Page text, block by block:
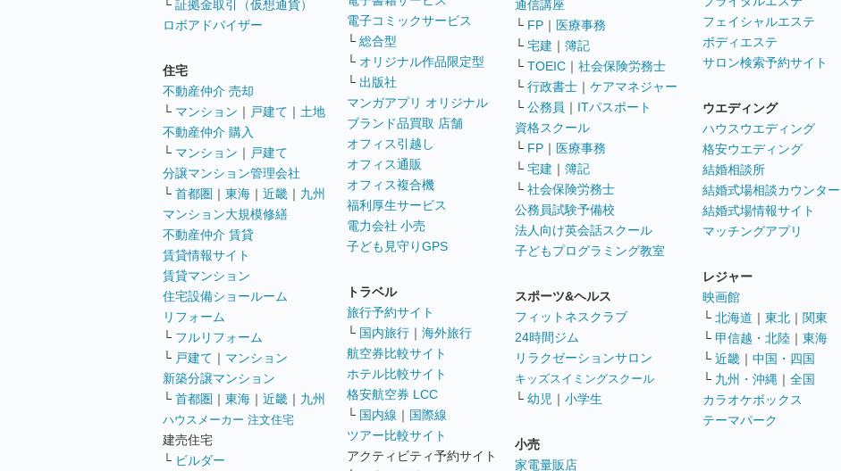
└ 証拠金取引（仮想通貨）
ロボアドバイザー
住宅
不動産仲介 売却
└ マンション ｜ 戸建て ｜ 土地
不動産仲介 購入
└ マンション ｜ 戸建て
分譲マンション管理会社
└ 首都圏 ｜ 東海 ｜ 近畿 ｜ 九州
マンション大規模修繕
不動産仲介 賃貸
賃貸情報サイト
賃貸マンション
住宅設備ショールーム
リフォーム
└ フルリフォーム
└ 戸建て ｜ マンション
新築分譲マンション
└ 首都圏 ｜ 東海 ｜ 近畿 ｜ 九州
ハウスメーカー 注文住宅
建売住宅
└ ビルダー
電子コミックサービス
└ 総合型
└ オリジナル作品限定型
└ 出版社
マンガアプリ オリジナル
ブランド品買取 店舗
オフィス引越し
オフィス通販
オフィス複合機
福利厚生サービス
電力会社 小売
子ども見守りGPS
トラベル
旅行予約サイト
└ 国内旅行 ｜ 海外旅行
航空券比較サイト
ホテル比較サイト
格安航空券 LCC
└ 国内線 ｜ 国際線
ツアー比較サイト
アクティビティ予約サイト
通信講座
└ FP ｜ 医療事務
└ 宅建 ｜ 簿記
└ TOEIC ｜ 社会保険労務士
└ 行政書士 ｜ ケアマネジャー
└ 公務員 ｜ ITパスポート
資格スクール
└ FP ｜ 医療事務
└ 宅建 ｜ 簿記
└ 社会保険労務士
公務員試験予備校
法人向け英会話スクール
子どもプログラミング教室
スポーツ&ヘルス
フィットネスクラブ
24時間ジム
リラクゼーションサロン
キッズスイミングスクール
└ 幼児 ｜ 小学生
小売
家電量販店
フェイシャルエステ
ボディエステ
サロン検索予約サイト
ウエディング
ハウスウエディング
格安ウエディング
結婚相談所
結婚式場相談カウンター
結婚式場情報サイト
マッチングアプリ
レジャー
映画館
└ 北海道 ｜ 東北 ｜ 関東
└ 甲信越・北陸 ｜ 東海
└ 近畿 ｜ 中国・四国
└ 九州・沖縄 ｜ 全国
カラオケボックス
テーマパーク